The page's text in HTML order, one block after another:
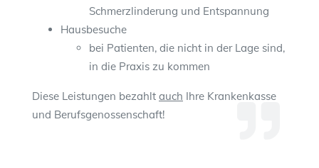
Schmerzlinderung und Entspannung
Hausbesuche
bei Patienten, die nicht in der Lage sind,
in die Praxis zu kommen
Diese Leistungen bezahlt auch Ihre Krankenkasse
und Berufsgenossenschaft!